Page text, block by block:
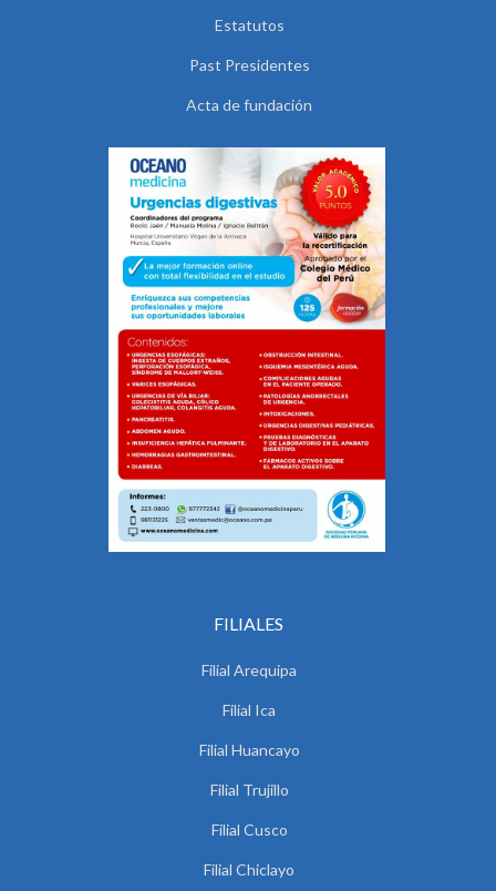
Estatutos
Past Presidentes
Acta de fundación
FILIALES
Filial Arequipa
Filial Ica
Filial Huancayo
Filial Trujillo
Filial Cusco
Filial Chiclayo